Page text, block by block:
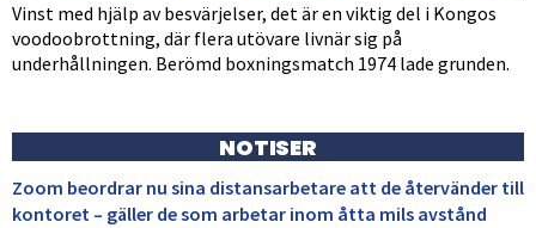
Vinst med hjälp av besvärjelser, det är en viktig del i Kongos
voodoobrottning, där flera utövare livnär sig på
underhållningen. Berömd boxningsmatch 1974 lade grunden.
NOTISER
Zoom beordrar nu sina distansarbetare att de återvänder till
kontoret – gäller de som arbetar inom åtta mils avstånd